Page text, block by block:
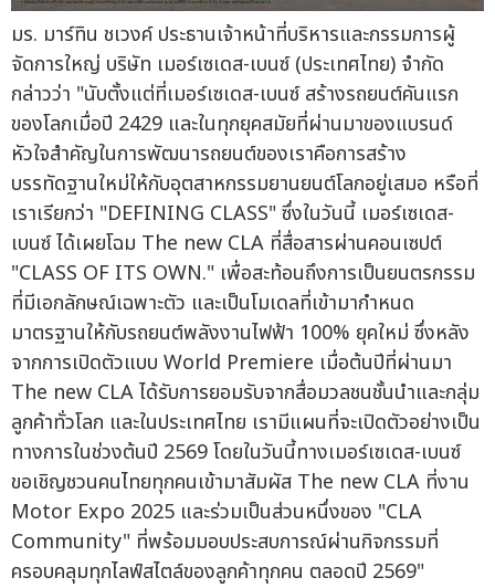
มร. มาร์ทิน ชเวงค์ ประธานเจ้าหน้าที่บริหารและกรรมการผู้
จัดการใหญ่ บริษัท เมอร์เซเดส-เบนซ์ (ประเทศไทย) จำกัด
กล่าวว่า "นับตั้งแต่ที่เมอร์เซเดส-เบนซ์ สร้างรถยนต์คันแรก
ของโลกเมื่อปี 2429 และในทุกยุคสมัยที่ผ่านมาของแบรนด์
หัวใจสำคัญในการพัฒนารถยนต์ของเราคือการสร้าง
บรรทัดฐานใหม่ให้กับอุตสาหกรรมยานยนต์โลกอยู่เสมอ หรือที่
เราเรียกว่า "DEFINING CLASS" ซึ่งในวันนี้ เมอร์เซเดส-
เบนซ์ ได้เผยโฉม The new CLA ที่สื่อสารผ่านคอนเซปต์
"CLASS OF ITS OWN." เพื่อสะท้อนถึงการเป็นยนตรกรรม
ที่มีเอกลักษณ์เฉพาะตัว และเป็นโมเดลที่เข้ามากำหนด
มาตรฐานให้กับรถยนต์พลังงานไฟฟ้า 100% ยุคใหม่ ซึ่งหลัง
จากการเปิดตัวแบบ World Premiere เมื่อต้นปีที่ผ่านมา
The new CLA ได้รับการยอมรับจากสื่อมวลชนชั้นนำและกลุ่ม
ลูกค้าทั่วโลก และในประเทศไทย เรามีแผนที่จะเปิดตัวอย่างเป็น
ทางการในช่วงต้นปี 2569 โดยในวันนี้ทางเมอร์เซเดส-เบนซ์
ขอเชิญชวนคนไทยทุกคนเข้ามาสัมผัส The new CLA ที่งาน
Motor Expo 2025 และร่วมเป็นส่วนหนึ่งของ "CLA
Community" ที่พร้อมมอบประสบการณ์ผ่านกิจกรรมที่
ครอบคลุมทุกไลฟ์สไตล์ของลูกค้าทุกคน ตลอดปี 2569"